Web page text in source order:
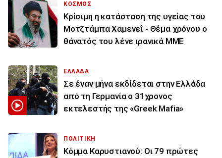
ΚΟΣΜΟΣ
Κρίσιμη η κατάσταση της υγείας του
Μοτζτάμπα Χαμενεΐ - Θέμα χρόνου ο
θάνατός του λένε ιρανικά ΜΜΕ
ΕΛΛΑΔΑ
Σε έναν μήνα εκδίδεται στην Ελλάδα
από τη Γερμανία ο 31χρονος
εκτελεστής της «Greek Mafia»
ΠΟΛΙΤΙΚΗ
Κόμμα Καρυστιανού: Οι 79 πρώτες